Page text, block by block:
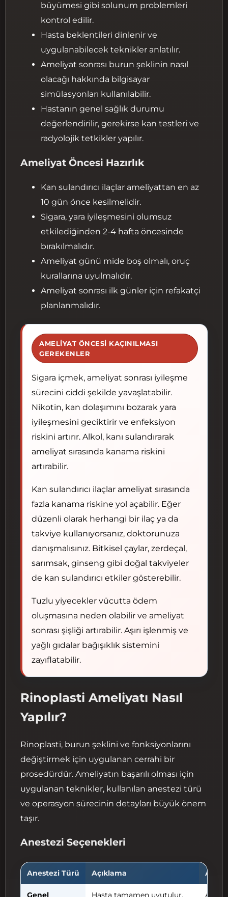
büyümesi gibi solunum problemleri
kontrol edilir.
Hasta beklentileri dinlenir ve
uygulanabilecek teknikler anlatılır.
Ameliyat sonrası burun şeklinin nasıl
olacağı hakkında bilgisayar
simülasyonları kullanılabilir.
Hastanın genel sağlık durumu
değerlendirilir, gerekirse kan testleri ve
radyolojik tetkikler yapılır.
Ameliyat Öncesi Hazırlık
Kan sulandırıcı ilaçlar ameliyattan en az
10 gün önce kesilmelidir.
Sigara, yara iyileşmesini olumsuz
etkilediğinden 2-4 hafta öncesinde
bırakılmalıdır.
Ameliyat günü mide boş olmalı, oruç
kurallarına uyulmalıdır.
Ameliyat sonrası ilk günler için refakatçi
planlanmalıdır.
AMELIYAT ÖNCESI KAÇINILMASI
GEREKENLER
Sigara içmek, ameliyat sonrası iyileşme
sürecini ciddi şekilde yavaşlatabilir.
Nikotin, kan dolaşımını bozarak yara
iyileşmesini geciktirir ve enfeksiyon
riskini artırır. Alkol, kanı sulandırarak
ameliyat sırasında kanama riskini
artırabilir.
Kan sulandırıcı ilaçlar ameliyat sırasında
fazla kanama riskine yol açabilir. Eğer
düzenli olarak herhangi bir ilaç ya da
takviye kullanıyorsanız, doktorunuza
danışmalısınız. Bitkisel çaylar, zerdeçal,
sarımsak, ginseng gibi doğal takviyeler
de kan sulandırıcı etkiler gösterebilir.
Tuzlu yiyecekler vücutta ödem
oluşmasına neden olabilir ve ameliyat
sonrası şişliği artırabilir. Aşırı işlenmiş ve
yağlı gıdalar bağışıklık sistemini
zayıflatabilir.
Rinoplasti Ameliyatı Nasıl
Yapılır?
Rinoplasti, burun şeklini ve fonksiyonlarını
değiştirmek için uygulanan cerrahi bir
prosedürdür. Ameliyatın başarılı olması için
uygulanan teknikler, kullanılan anestezi türü
ve operasyon sürecinin detayları büyük önem
taşır.
Anestezi Seçenekleri
Anestezi Türü Açıklama
Genel Hasta tamamen uyutulur,